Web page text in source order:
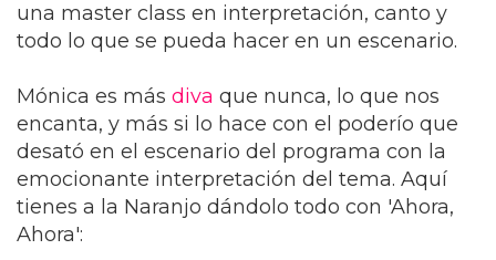
una master class en interpretación, canto y
todo lo que se pueda hacer en un escenario.
Mónica es más diva que nunca, lo que nos
encanta, y más si lo hace con el poderío que
desató en el escenario del programa con la
emocionante interpretación del tema. Aquí
tienes a la Naranjo dándolo todo con 'Ahora,
Ahora':